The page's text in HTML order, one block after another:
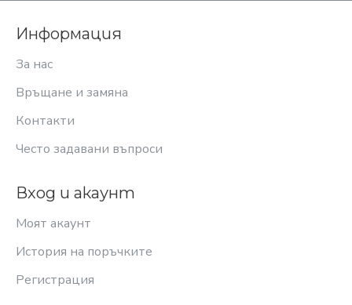
Информация
За нас
Връщане и замяна
Контакти
Често задавани въпроси
Вход и акаунт
Моят акаунт
История на поръчките
Регистрация